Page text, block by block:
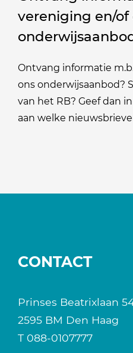
vereniging en/of
Ontvang informatie
ons onderwijsaanbod?
van het RB? Geef dan
aan welke
CONTACT
Prinses Beatrixlaan
2595 BM Den Haag
T 088-0107777